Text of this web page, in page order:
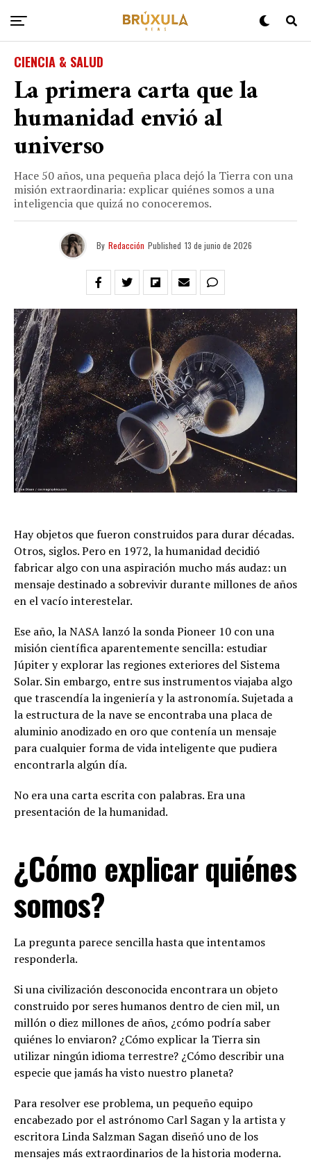
CIENCIA & SALUD
La primera carta que la
humanidad envió al
universo
Hace 50 años, una pequeña placa dejó la Tierra con una
misión extraordinaria: explicar quiénes somos a una
inteligencia que quizá no conoceremos.
By Redacción Published 13 de junio de 2026
Hay objetos que fueron construidos para durar décadas.
Otros, siglos. Pero en 1972, la humanidad decidió
fabricar algo con una aspiración mucho más audaz: un
mensaje destinado a sobrevivir durante millones de años
en el vacío interestelar.
Ese año, la NASA lanzó la sonda Pioneer 10 con una
misión científica aparentemente sencilla: estudiar
Júpiter y explorar las regiones exteriores del Sistema
Solar. Sin embargo, entre sus instrumentos viajaba algo
que trascendía la ingeniería y la astronomía. Sujetada a
la estructura de la nave se encontraba una placa de
aluminio anodizado en oro que contenía un mensaje
para cualquier forma de vida inteligente que pudiera
encontrarla algún día.
No era una carta escrita con palabras. Era una
presentación de la humanidad.
¿Cómo explicar quiénes
somos?
La pregunta parece sencilla hasta que intentamos
responderla.
Si una civilización desconocida encontrara un objeto
construido por seres humanos dentro de cien mil, un
millón o diez millones de años, ¿cómo podría saber
quiénes lo enviaron? ¿Cómo explicar la Tierra sin
utilizar ningún idioma terrestre? ¿Cómo describir una
especie que jamás ha visto nuestro planeta?
Para resolver ese problema, un pequeño equipo
encabezado por el astrónomo Carl Sagan y la artista y
escritora Linda Salzman Sagan diseñó uno de los
mensajes más extraordinarios de la historia moderna.